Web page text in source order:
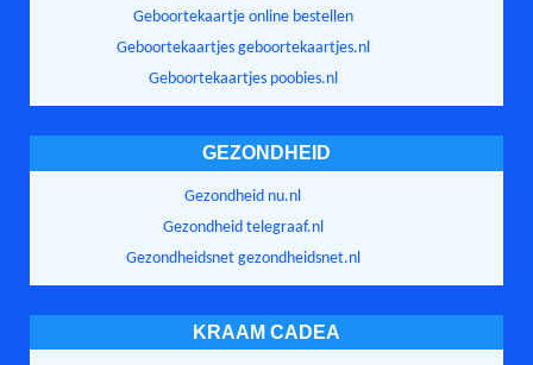
Geboortekaartje online bestellen
Geboortekaartjes geboortekaartjes.nl
Geboortekaartjes poobies.nl
GEZONDHEID
Gezondheid nu.nl
Gezondheid telegraaf.nl
Gezondheidsnet gezondheidsnet.nl
KRAAM CADEA